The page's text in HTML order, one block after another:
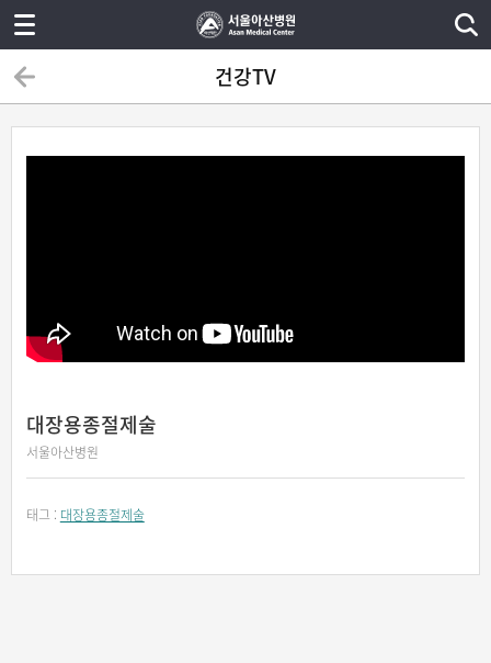
건강TV
대장용종절제술
서울아산병원
태그 : 대장용종절제술